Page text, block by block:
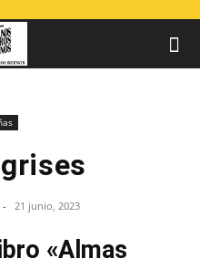
- 21 junio, 2023
«Almas